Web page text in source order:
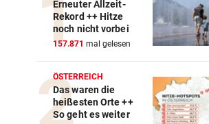
FORSCHER RÄTSELN vor
Ungewöhnliche Todesfälle
Rentieren in Norwegen
Erneuter Allzeit-
Rekord ++ Hitze
noch nicht vorbei
157.871 mal gelesen
ÖSTERREICH
Das waren die
heißesten Orte ++
So geht es weiter